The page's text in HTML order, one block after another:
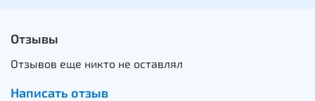
Отзывы
Отзывов еще никто не оставлял
Написать отзыв